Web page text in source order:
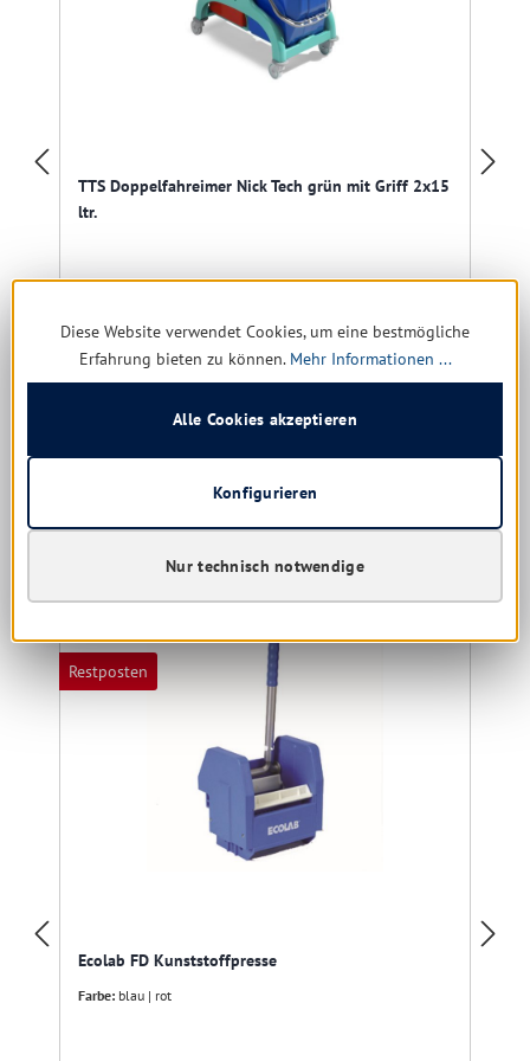
TTS Doppelfahreimer Nick Tech grün mit Griff 2x15
ltr.
Sofort verfügbar, Lieferzeit: 1-5 Tage
147,77 €(38.03% gespart)
Details
Produktgalerie überspringen
Kunden haben sich ebenfalls angesehen
Restposten
Ecolab FD Kunststoffpresse
Farbe: blau | rot
Diese Website verwendet Cookies, um eine bestmögliche
Erfahrung bieten zu können. Mehr Informationen ...
Nur technisch notwendige
Konfigurieren
Alle Cookies akzeptieren